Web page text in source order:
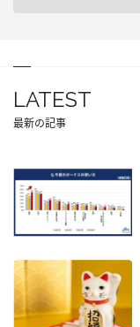
LATEST
最新の記事